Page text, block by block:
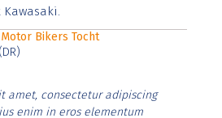
Bikers Tocht
amet, consectetur adipiscing
enim in eros elementum